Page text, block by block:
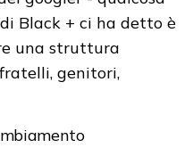
Black + ci ha detto è
una struttura
genitori,